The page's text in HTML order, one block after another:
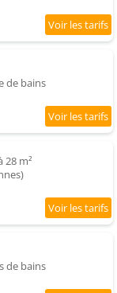
de bains
28 m²
de bains